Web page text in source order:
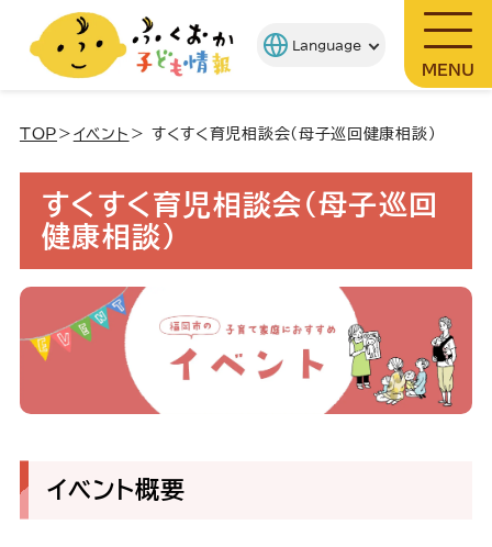
MENU
TOP ＞ イベント ＞ すくすく育児相談会(母子巡回健康相談)
すくすく育児相談会(母子巡回
健康相談)
イベント概要